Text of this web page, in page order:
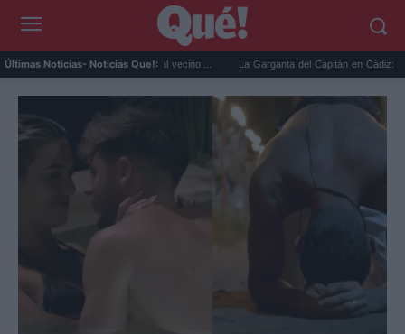
Últimas Noticias- Noticias Que!:
casa para visitar al vecino:... La Garganta del Capitán en Cádiz: la ruta con